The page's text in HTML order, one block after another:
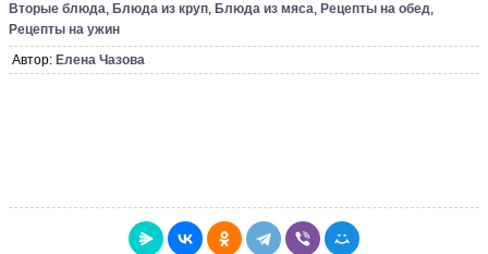
Вторые блюда, Блюда из круп, Блюда из мяса, Рецепты на обед,
Рецепты на ужин
Автор: Елена Чазова